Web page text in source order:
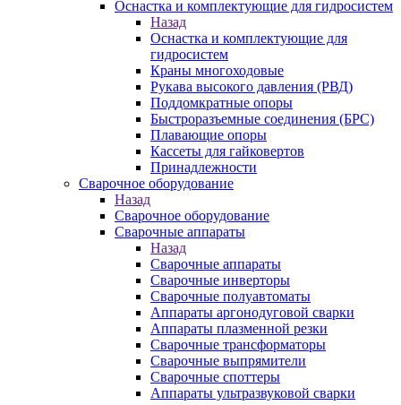
Оснастка и комплектующие для гидросистем
Назад
Оснастка и комплектующие для
гидросистем
Краны многоходовые
Рукава высокого давления (РВД)
Поддомкратные опоры
Быстроразъемные соединения (БРС)
Плавающие опоры
Кассеты для гайковертов
Принадлежности
Сварочное оборудование
Назад
Сварочное оборудование
Сварочные аппараты
Назад
Сварочные аппараты
Сварочные инверторы
Сварочные полуавтоматы
Аппараты аргонодуговой сварки
Аппараты плазменной резки
Сварочные трансформаторы
Сварочные выпрямители
Сварочные споттеры
Аппараты ультразвуковой сварки